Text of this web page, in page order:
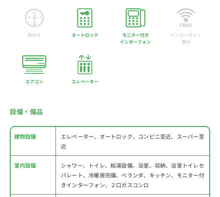
南向き オートロック
モニター付き
インターフォン
インターネット
無料
エアコン エレベーター
設備・備品
建物設備
エレベーター、オートロック、コンビニ至近、スーパー至
近
室内設備
シャワー、トイレ、給湯設備、浴室、収納、浴室トイレセ
パレート、冷暖房完備、ベランダ、キッチン、モニター付
きインターフォン、２口ガスコンロ